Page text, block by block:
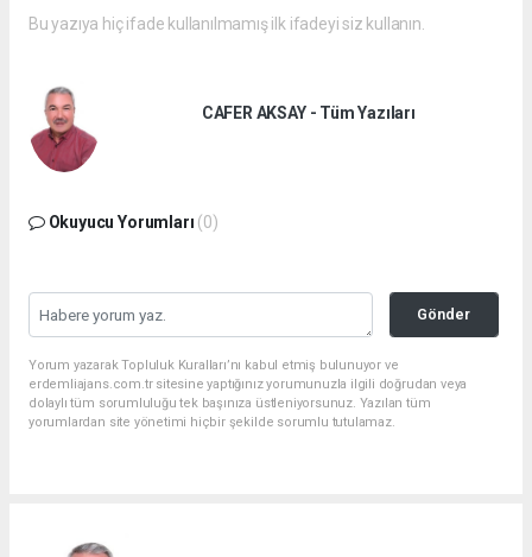
Bu yazıya hiç ifade kullanılmamış ilk ifadeyi siz kullanın.
CAFER AKSAY - Tüm Yazıları
Okuyucu Yorumları (0)
Gönder
Yorum yazarak Topluluk Kuralları’nı kabul etmiş bulunuyor ve
erdemliajans.com.tr sitesine yaptığınız yorumunuzla ilgili doğrudan veya
dolaylı tüm sorumluluğu tek başınıza üstleniyorsunuz. Yazılan tüm
yorumlardan site yönetimi hiçbir şekilde sorumlu tutulamaz.